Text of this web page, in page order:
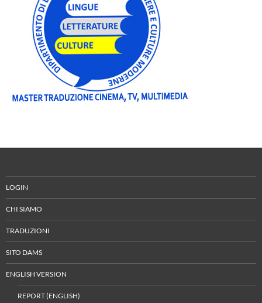
LOGIN
CHI SIAMO
TRADUZIONI
SITO DAMS
ENGLISH VERSION
REPORT (ENGLISH)